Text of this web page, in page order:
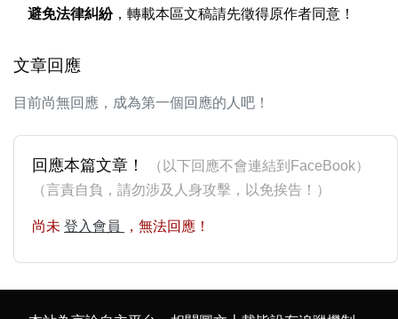
避免法律糾紛，轉載本區文稿請先徵得原作者同意！
文章回應
目前尚無回應，成為第一個回應的人吧！
回應本篇文章！
（以下回應不會連結到FaceBook）
（言責自負，請勿涉及人身攻擊，以免挨告！）
尚未 登入會員 ，無法回應！